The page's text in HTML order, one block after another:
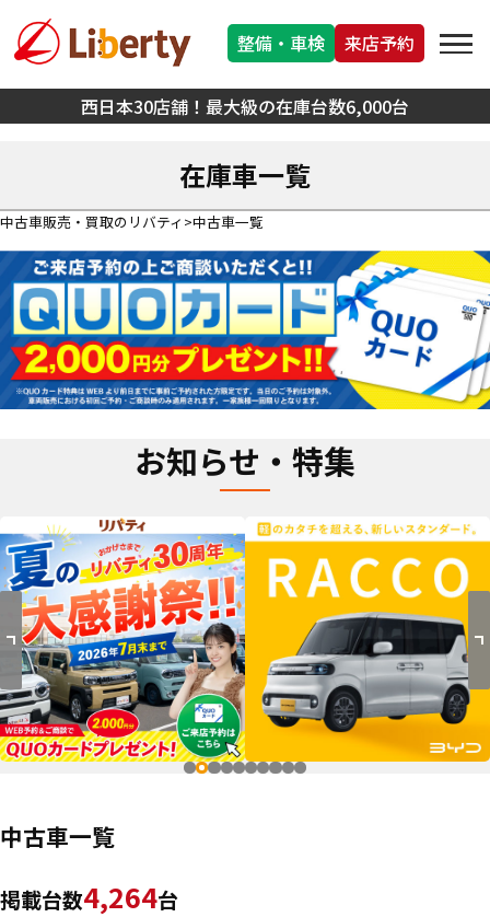
西日本30店舗！最大級の在庫台数6,000台
整備・車検 来店予約
在庫車一覧
中古車販売・買取のリバティ 中古車一覧
お知らせ・特集
中古車一覧
掲載台数4,264台